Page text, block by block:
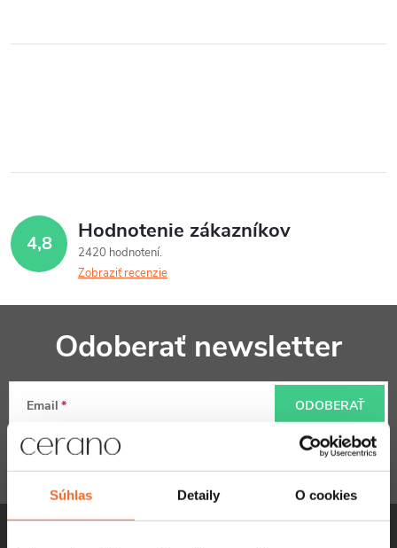
Súhlas Detaily O cookies
4,8 Hodnotenie zákazníkov
2420 hodnotení
Zobraziť recenzie
p
ä
i
e
Odoberať newsletter
Email
Vložením e-mailu súhlasíte s
podmienkami ochrany osobných
údajov
ODOBERAŤ